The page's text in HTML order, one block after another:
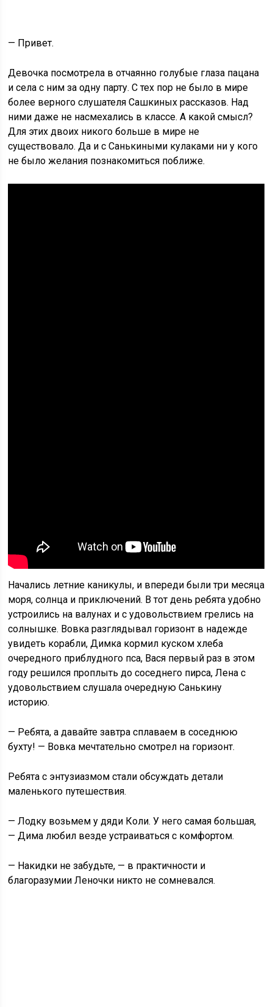
— Привет.
Девочка посмотрела в отчаянно голубые глаза пацана
и села с ним за одну парту. С тех пор не было в мире
более верного слушателя Сашкиных рассказов. Над
ними даже не насмехались в классе. А какой смысл?
Для этих двоих никого больше в мире не
существовало. Да и с Санькиными кулаками ни у кого
не было желания познакомиться поближе.
Начались летние каникулы, и впереди были три месяца
моря, солнца и приключений. В тот день ребята удобно
устроились на валунах и с удовольствием грелись на
солнышке. Вовка разглядывал горизонт в надежде
увидеть корабли, Димка кормил куском хлеба
очередного приблудного пса, Вася первый раз в этом
году решился проплыть до соседнего пирса, Лена с
удовольствием слушала очередную Санькину
историю.
— Ребята, а давайте завтра сплаваем в соседнюю
бухту! — Вовка мечтательно смотрел на горизонт.
Ребята с энтузиазмом стали обсуждать детали
маленького путешествия.
— Лодку возьмем у дяди Коли. У него самая большая,
— Дима любил везде устраиваться с комфортом.
— Накидки не забудьте, — в практичности и
благоразумии Леночки никто не сомневался.